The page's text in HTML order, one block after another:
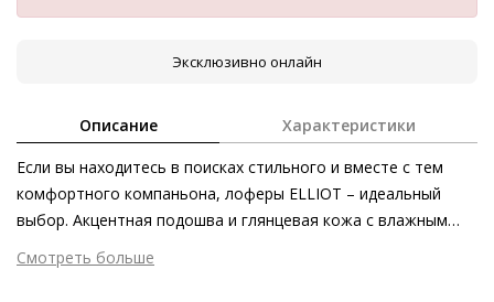
Эксклюзивно онлайн
Описание Характеристики
Если вы находитесь в поисках стильного и вместе с тем
комфортного компаньона, лоферы ELLIOT – идеальный
выбор. Акцентная подошва и глянцевая кожа с влажным
финишем дополняют и без того выразительный дизайн
модели. Плоская декоративная цепь служит женственной
Смотреть больше